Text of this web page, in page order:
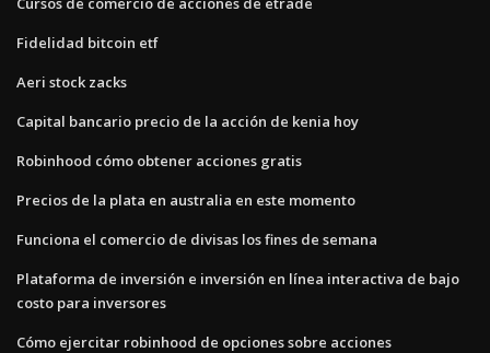
Fidelidad bitcoin etf
Aeri stock zacks
Capital bancario precio de la acción de kenia hoy
Robinhood cómo obtener acciones gratis
Precios de la plata en australia en este momento
Funciona el comercio de divisas los fines de semana
Plataforma de inversión e inversión en línea interactiva de bajo
costo para inversores
Cómo ejercitar robinhood de opciones sobre acciones